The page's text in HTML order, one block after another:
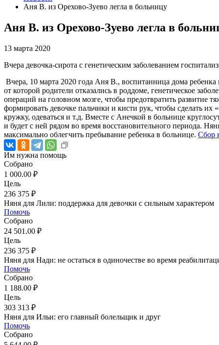
Аня В. из Орехово-Зуево легла в больницу
Аня В. из Орехово-Зуево легла в
13 марта 2020
Вчера девочка-сирота с генетическим заболеванием
Вчера, 10 марта 2020 года Аня В., воспитанница дома
от которой родители отказались в роддоме, генетическое
операций на головном мозге, чтобы предотвратить развитие
формировать девочке пальчики и кисти рук, чтобы сделать
кружку, одеваться и т.д. Вместе с Анечкой в больнице
и будет с ней рядом во время восстановительного периода.
максимально облегчить пребывание ребенка в больнице. Сбор
Им нужна помощь
Собрано
1 000.00 ₽
Цель
236 375 ₽
Няня для Лили: поддержка для девочки с сильным характером
Помочь
Собрано
24 501.00 ₽
Цель
236 375 ₽
Няня для Нади: не остаться в одиночестве во время
Помочь
Собрано
1 188.00 ₽
Цель
303 313 ₽
Няня для Ильи: его главный болельщик и друг
Помочь
Собрано